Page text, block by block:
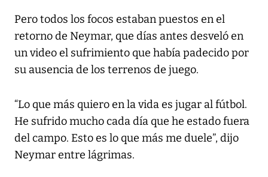
Pero todos los focos estaban puestos en el
retorno de Neymar, que días antes desveló en
un video el sufrimiento que había padecido por
su ausencia de los terrenos de juego.
“Lo que más quiero en la vida es jugar al fútbol.
He sufrido mucho cada día que he estado fuera
del campo. Esto es lo que más me duele”, dijo
Neymar entre lágrimas.